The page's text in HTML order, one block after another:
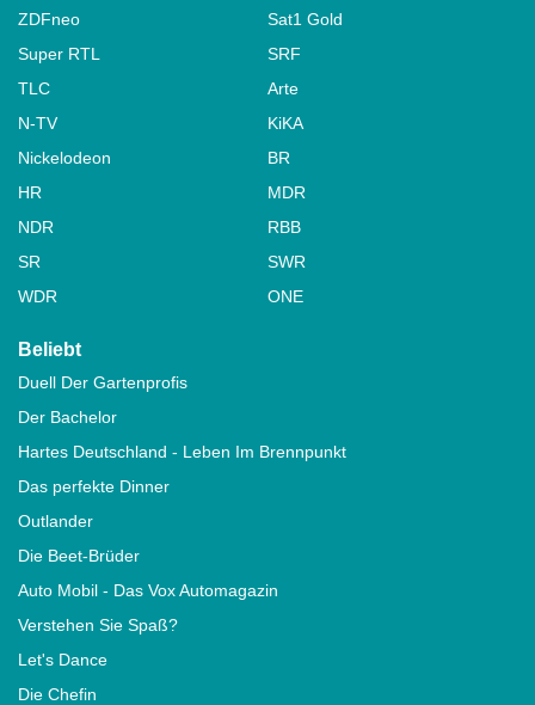
ZDFneo
Sat1 Gold
Super RTL
SRF
TLC
Arte
N-TV
KiKA
Nickelodeon
BR
HR
MDR
NDR
RBB
SR
SWR
WDR
ONE
Beliebt
Duell Der Gartenprofis
Der Bachelor
Hartes Deutschland - Leben Im Brennpunkt
Das perfekte Dinner
Outlander
Die Beet-Brüder
Auto Mobil - Das Vox Automagazin
Verstehen Sie Spaß?
Let's Dance
Die Chefin